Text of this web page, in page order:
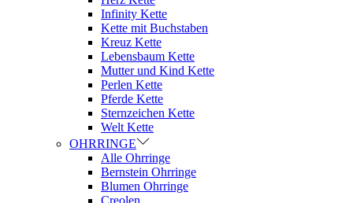
Infinity Kette
Kette mit Buchstaben
Kreuz Kette
Lebensbaum Kette
Mutter und Kind Kette
Perlen Kette
Pferde Kette
Sternzeichen Kette
Welt Kette
OHRRINGE
Alle Ohrringe
Bernstein Ohrringe
Blumen Ohrringe
Creolen